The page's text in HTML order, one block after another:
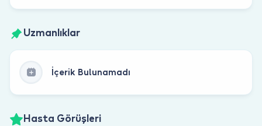
Uzmanlıklar
İçerik Bulunamadı
Hasta Görüşleri